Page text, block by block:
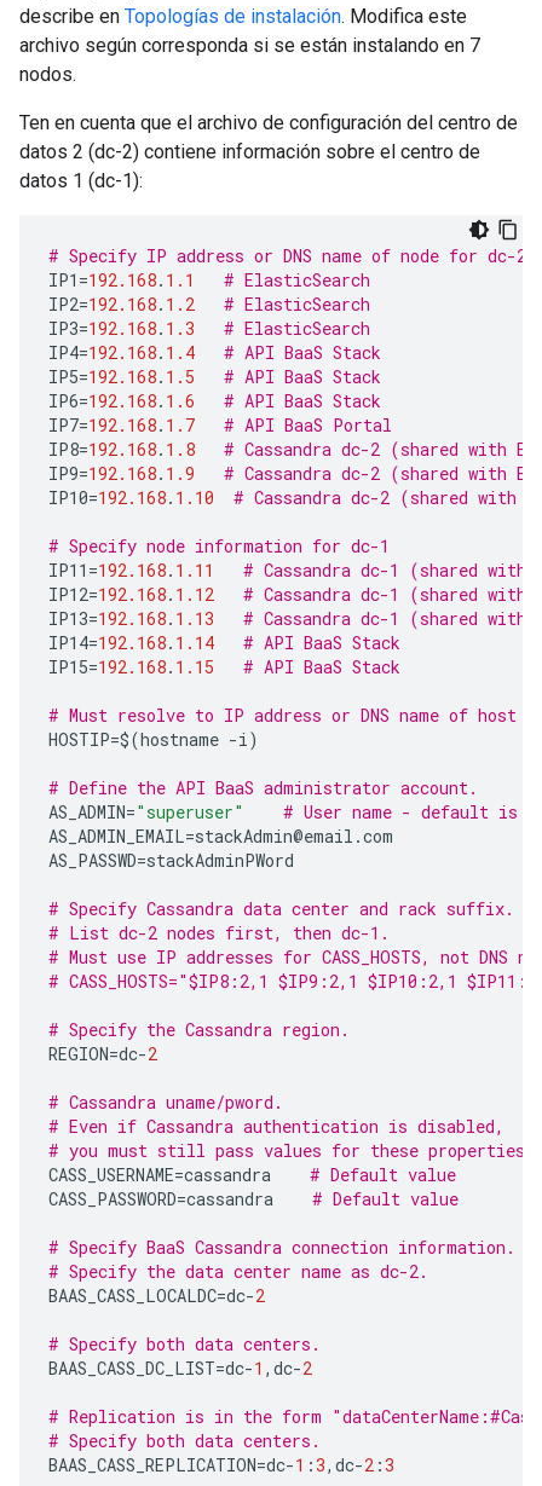
describe en Topologías de instalación. Modifica este
archivo según corresponda si se están instalando en 7
nodos.
Ten en cuenta que el archivo de configuración del centro de
datos 2 (dc-2) contiene información sobre el centro de
datos 1 (dc-1):
# Specify IP address or DNS name of node for dc-2.
IP1 =192.168. 1.1
# ElasticSearch
IP2=192.168. 1.2
# ElasticSearch
IP3=192.168. 1.3
# ElasticSearch
IP4=192.168. 1.4
# API BaaS Stack
IP5=192.168. 1.5
# API BaaS Stack
IP6=192.168. 1.6
# API BaaS Stack
IP7=192.168. 1.7
# API BaaS Portal
IP8=192.168. 1.8
# Cassandra dc-2 (shared with
IP9=192.168. 1.9
# Cassandra dc-2 (shared with
IP10=192.168. 1.10 # Cassandra dc-2 (shared with
# Specify node information for dc-1
IP11 =192.168. 1.11
# Cassandra dc-1 (shared with
IP12=192.168. 1.12
# Cassandra dc-1 (shared with
IP13=192.168. 1.13
# Cassandra dc-1 (shared with
IP14=192.168. 1.14
# API BaaS Stack
IP15=192.168. 1.15 # API BaaS Stack
# Must resolve to IP address or DNS name of
HOSTIP=$(hostname -i)
# Define the API BaaS administrator account.
AS_ADMIN="superuser"
# User name - default is
AS_ADMIN_EMAIL=stackAdmin@email .com
AS_PASSWD=stackAdminPWord
# Specify Cassandra data center and rack suffix.
# List dc-2 nodes first, then dc-1.
# Must use IP addresses for CASS_HOSTS, not DNS
# CASS_HOSTS="$IP8:2,1 $IP9:2,1 $IP10:2,1
# Specify the Cassandra region.
REGION=dc-2
# Cassandra uname/pword.
# Even if Cassandra authentication is disabled,
# you must still pass values for these properties.
CASS_USERNAME=cassandra
# Default value
CASS_PASSWORD=cassandra # Default value
# Specify BaaS Cassandra connection information.
# Specify the data center name as dc-2.
BAAS_CASS_LOCALDC=dc-2
# Specify both data centers.
BAAS_CASS_DC_LIST=dc-1 , dc-2
# Replication is in the form
# Specify both data centers.
BAAS_CASS_REPLICATION=dc-1 :3, dc-2 :3